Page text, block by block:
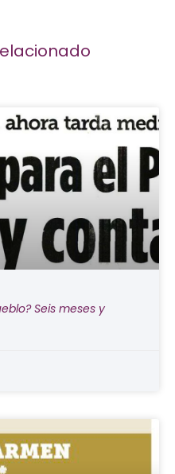
Seis meses y